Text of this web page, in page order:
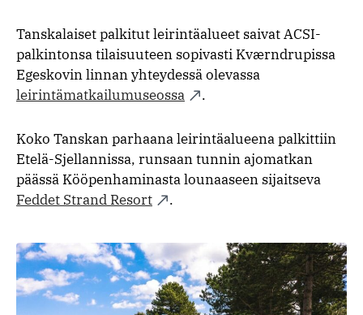
Tanskalaiset palkitut leirintäalueet saivat ACSI-
palkintonsa tilaisuuteen sopivasti Kværndrupissa
Egeskovin linnan yhteydessä olevassa
leirintämatkailumuseossa
.
Koko Tanskan parhaana leirintäalueena palkittiin
Etelä-Sjellannissa, runsaan tunnin ajomatkan
päässä Kööpenhaminasta lounaaseen sijaitseva
Feddet Strand Resort
.